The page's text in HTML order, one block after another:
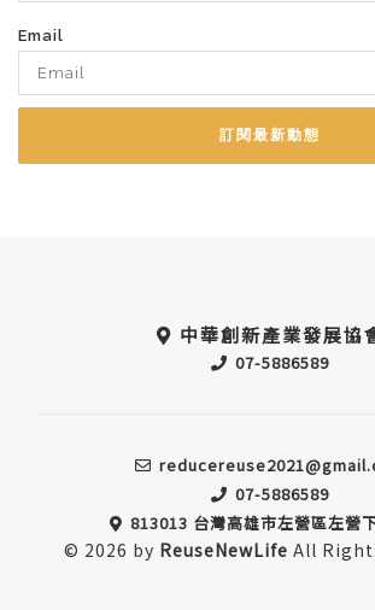
Email
訂閱最新動態
中華創新產業發展協
07-5886589
07-5886589
813013 台灣高雄市左營區左營
© 2026 by ReuseNewLife All